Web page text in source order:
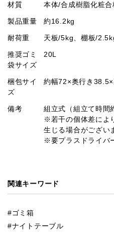
材質 本体/合成樹脂化粧合
製品重量 約16.2kg
耐荷重 天板/5kg、棚板/
推奨ゴミ
袋サイズ
20L
梱包サイ
ズ
約幅72×奥行き
備考
組立式（組立て時間
※若干の個体差によ
生じる場合がござい
※要プラスドライバ
関連キーワード
ゴミ箱
ナイトテーブル